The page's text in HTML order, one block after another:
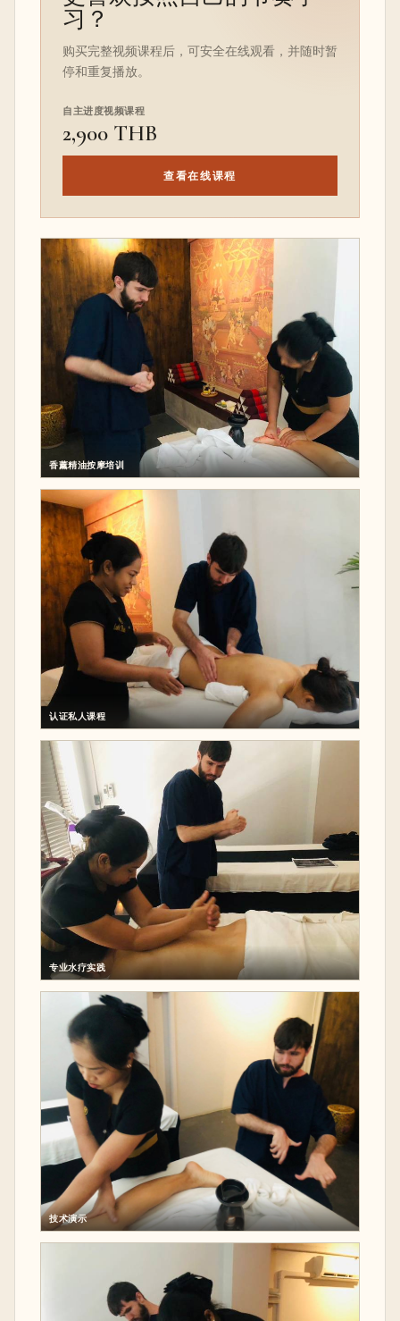
习？
购买完整视频课程后，可安全在线观看，并随时暂
停和重复播放。
自主进度视频课程
2,900 THB
查看在线课程
香薰精油按摩培训
认证私人课程
专业水疗实践
技术演示